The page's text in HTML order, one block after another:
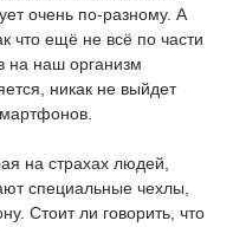
очень по-разному. А
что ещё не всё по части
на наш организм
никак не выйдет
на страхах людей,
специальные чехлы,
Стоит ли говорить, что